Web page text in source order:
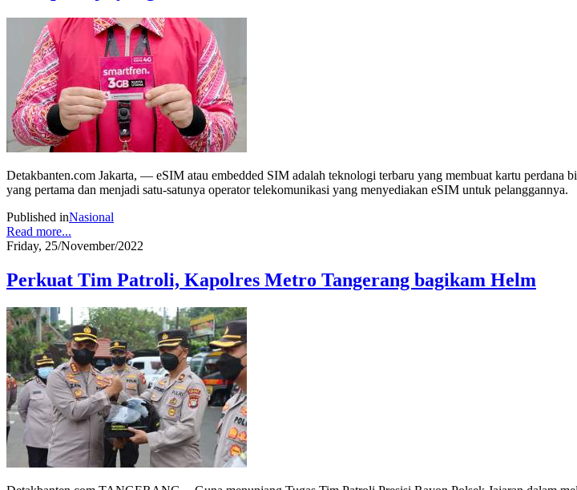
Detakbanten.com Jakarta, — eSIM atau embedded SIM adalah teknologi terbaru yang membuat kartu perdana
yang pertama dan menjadi satu-satunya operator telekomunikasi yang menyediakan eSIM untuk pelanggannya.
Published inNasional
Read more...
Friday, 25/November/2022
Perkuat Tim Patroli, Kapolres Metro Tangerang bagikam Helm